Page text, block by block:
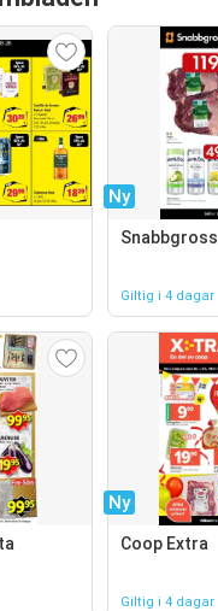
Ny
Snabbgross
Giltig i 4 dagar
Ny
Coop Extra
Giltig i 4 dagar